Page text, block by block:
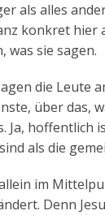
als alles
konkret hier
was sie sagen.
die Leute
über
Ja,
als die
im
Denn